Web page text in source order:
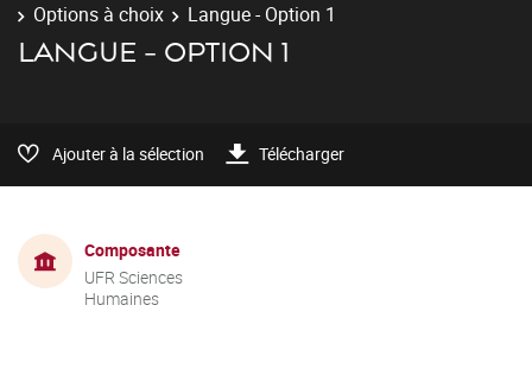
Options à choix
Langue - Option 1
LANGUE - OPTION 1
Ajouter à la sélection Télécharger
Composante
UFR Sciences
Humaines